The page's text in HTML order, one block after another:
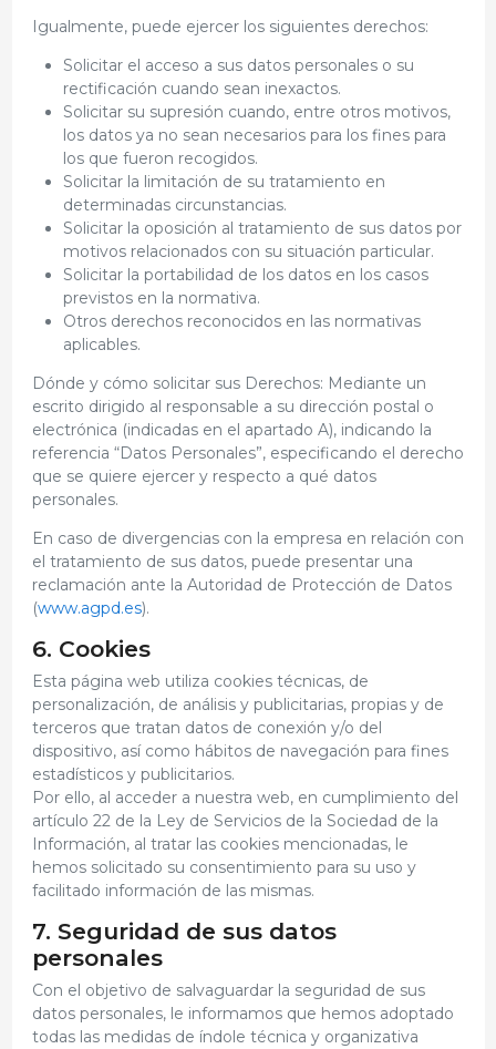
Igualmente, puede ejercer los siguientes derechos:
Solicitar el acceso a sus datos personales o su
rectificación cuando sean inexactos.
Solicitar su supresión cuando, entre otros motivos,
los datos ya no sean necesarios para los fines para
los que fueron recogidos.
Solicitar la limitación de su tratamiento en
determinadas circunstancias.
Solicitar la oposición al tratamiento de sus datos por
motivos relacionados con su situación particular.
Solicitar la portabilidad de los datos en los casos
previstos en la normativa.
Otros derechos reconocidos en las normativas
aplicables.
Dónde y cómo solicitar sus Derechos: Mediante un
escrito dirigido al responsable a su dirección postal o
electrónica (indicadas en el apartado A), indicando la
referencia “Datos Personales”, especificando el derecho
que se quiere ejercer y respecto a qué datos
personales.
En caso de divergencias con la empresa en relación con
el tratamiento de sus datos, puede presentar una
reclamación ante la Autoridad de Protección de Datos
(www.agpd.es).
6. Cookies
Esta página web utiliza cookies técnicas, de
personalización, de análisis y publicitarias, propias y de
terceros que tratan datos de conexión y/o del
dispositivo, así como hábitos de navegación para fines
estadísticos y publicitarios.
Por ello, al acceder a nuestra web, en cumplimiento del
artículo 22 de la Ley de Servicios de la Sociedad de la
Información, al tratar las cookies mencionadas, le
hemos solicitado su consentimiento para su uso y
facilitado información de las mismas.
7. Seguridad de sus datos
personales
Con el objetivo de salvaguardar la seguridad de sus
datos personales, le informamos que hemos adoptado
todas las medidas de índole técnica y organizativa